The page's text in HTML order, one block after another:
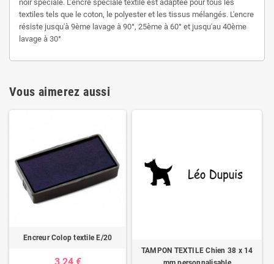
noir spéciale. L’encre spéciale textile est adaptée pour tous les
textiles tels que le coton, le polyester et les tissus mélangés. L'encre
résiste jusqu'à 9ème lavage à 90°, 25ème à 60° et jusqu'au 40ème
lavage à 30°
Vous aimerez aussi
Encreur Colop textile E/20
TAMPON TEXTILE Chien 38 x 14